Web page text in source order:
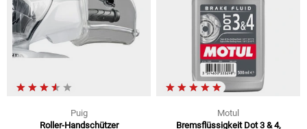
Puig
Roller-Handschützer
Motul
Bremsflüssigkeit Dot 3 & 4,